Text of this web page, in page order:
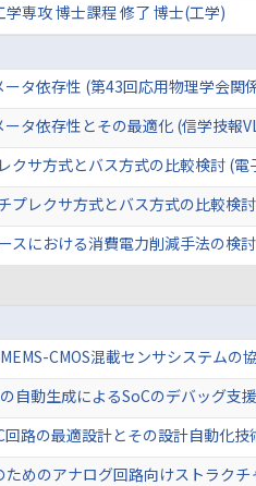
専攻 博士課程 修了 博士(工学)
タ依存性 (第43回応用物理学会関
タ依存性とその最適化 (信学技報
クサ方式とバス方式の比較検討 (
プレクサ方式とバス方式の比較検
スにおける消費電力削減手法の検
CMOS混載センサシステムの
自動生成によるSoCのデバッグ支
路の最適設計とその設計自動化技
めのアナログ回路向けストラク